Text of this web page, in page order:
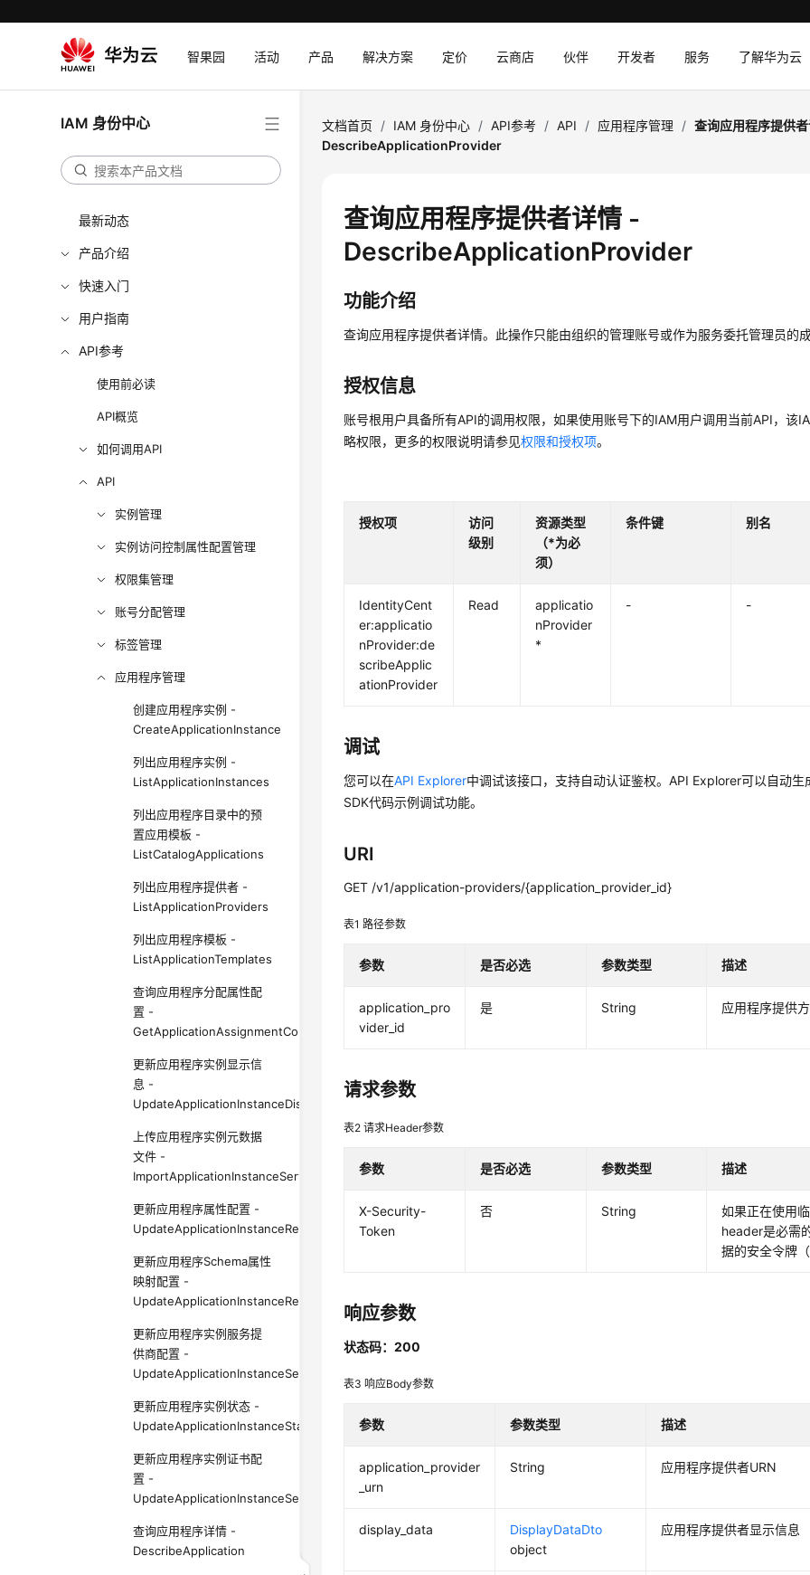
智果园 活动 产品 解决方案 定价 云商店 伙伴 开发者 服务 了解华为云
IAM 身份中心
最新动态
产品介绍
快速入门
用户指南
API参考
使用前必读
API概览
如何调用API
API
实例管理
实例访问控制属性配置管理
权限集管理
账号分配管理
标签管理
应用程序管理
创建应用程序实例 -
CreateApplicationInstance
列出应用程序实例 -
ListApplicationInstances
列出应用程序目录中的预
置应用模板 -
ListCatalogApplications
列出应用程序提供者 -
ListApplicationProviders
列出应用程序模板 -
ListApplicationTemplates
查询应用程序分配属性配
置 -
GetApplicationAssignmentConfiguration
更新应用程序实例显示信
息 -
UpdateApplicationInstanceDisplayData
上传应用程序实例元数据
文件 -
ImportApplicationInstanceServiceProviderMetadata
更新应用程序属性配置 -
UpdateApplicationInstanceResponseConfiguration
更新应用程序Schema属性
映射配置 -
UpdateApplicationInstanceResponseSchemaConfiguration
更新应用程序实例服务提
供商配置 -
UpdateApplicationInstanceServiceProviderConfiguration
更新应用程序实例状态 -
UpdateApplicationInstanceStatus
更新应用程序实例证书配
置 -
UpdateApplicationInstanceSecurityConfiguration
查询应用程序详情 -
DescribeApplication
文档首页 / IAM 身份中心 / API参考 / API / 应用程序管理 / 查询应用程序提供
DescribeApplicationProvider
查询应用程序提供者详情 -
DescribeApplicationProvider
功能介绍
查询应用程序提供者详情。此操作只能由组织的管理账号或作为服务委托管理员的
授权信息
账号根用户具备所有API的调用权限，如果使用账号下的IAM用户调用当前API，该
略权限，更多的权限说明请参见权限和授权项。
授权项
访问
级别
资源类型
（*为必
须）
条件键 别名
IdentityCent
er:applicatio
nProvider:de
scribeApplic
ationProvider
Read
applicatio
nProvider
*
- -
调试
您可以在API Explorer中调试该接口，支持自动认证鉴权。API Explorer可以自动生
SDK代码示例调试功能。
URI
GET /v1/application-providers/{application_provider_id}
表1路径参数
参数 是否必选 参数类型 描述
application_pro
vider_id
是 String 应用程序提供
请求参数
表2请求Header参数
参数 是否必选 参数类型 描述
X-Security-
Token
否 String
如果正在使用
header是必需
据的安全令牌
响应参数
状态码：200
表3响应Body参数
参数 参数类型 描述
application_provider
_urn
String 应用程序提供者URN
display_data
DisplayDataDto
object
应用程序提供者显示信息